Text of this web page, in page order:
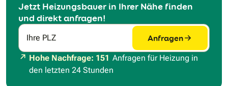
Jetzt Heizungsbauer in Ihrer Nähe finden
und direkt anfragen!
Ihre PLZ Anfragen
Hohe Nachfrage: 151 Anfragen für Heizung in
den letzten 24 Stunden